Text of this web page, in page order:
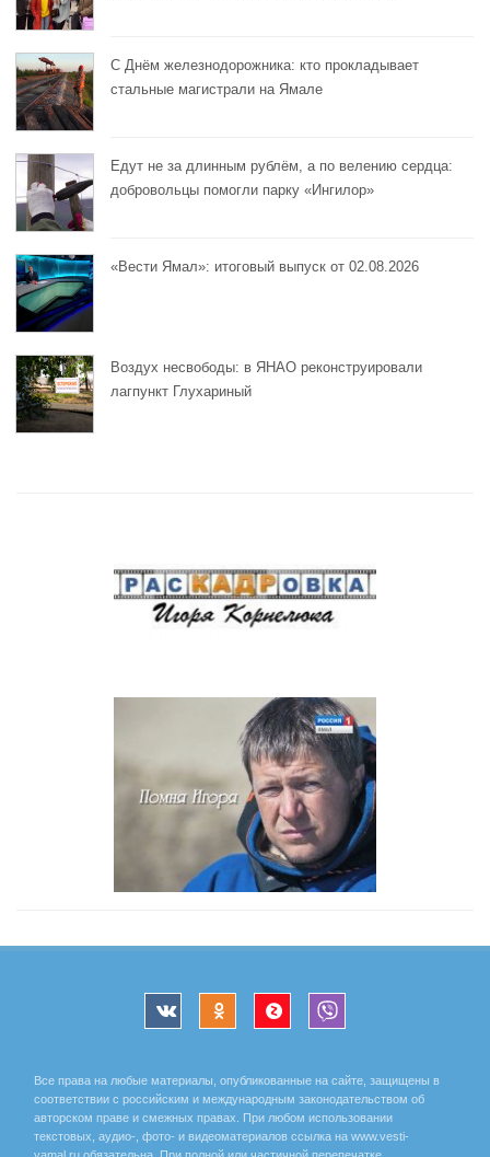
С Днём железнодорожника: кто прокладывает
стальные магистрали на Ямале
Едут не за длинным рублём, а по велению сердца:
добровольцы помогли парку «Ингилор»
«Вести Ямал»: итоговый выпуск от 02.08.2026
Воздух несвободы: в ЯНАО реконструировали
лагпункт Глухариный
Все права на любые материалы, опубликованные на сайте, защищены в
соответствии с российским и международным законодательством об
авторском праве и смежных правах. При любом использовании
текстовых, аудио-, фото- и видеоматериалов ссылка на www.vesti-
yamal.ru обязательна. При полной или частичной перепечатке